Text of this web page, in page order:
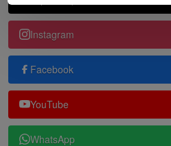
Instagram
Facebook
YouTube
WhatsApp